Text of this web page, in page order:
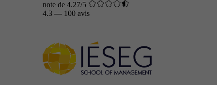
note de 4.27/5
4.3 — 100 avis